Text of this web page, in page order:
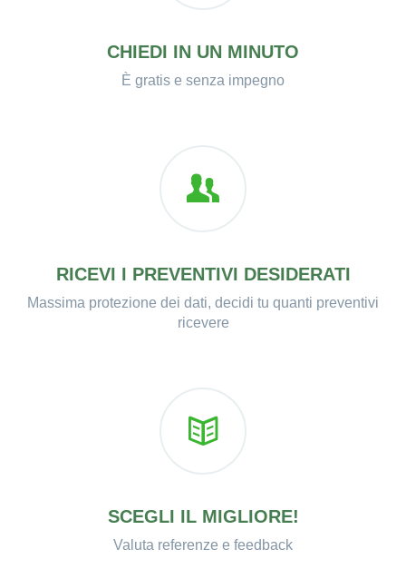
CHIEDI IN UN MINUTO
È gratis e senza impegno
RICEVI I PREVENTIVI DESIDERATI
Massima protezione dei dati, decidi tu quanti preventivi
ricevere
SCEGLI IL MIGLIORE!
Valuta referenze e feedback